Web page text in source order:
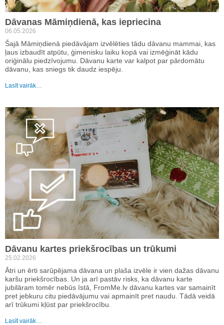
Dāvanas Māmiņdienā, kas iepriecina
06.05.2026
Šajā Māmiņdienā piedāvājam izvēlēties tādu dāvanu mammai, kas
ļaus izbaudīt atpūtu, ģimenisku laiku kopā vai izmēģināt kādu
oriģinālu piedzīvojumu. Dāvanu karte var kalpot par pārdomātu
dāvanu, kas sniegs tik daudz iespēju.
Lasīt vairāk…
Dāvanu kartes priekšrocības un trūkumi
25.02.2026
Ātri un ērti sarūpējama dāvana un plaša izvēle ir vien dažas dāvanu
karšu priekšrocības. Un ja arī pastāv risks, ka dāvanu karte
jubilāram tomēr nebūs īstā, FromMe.lv dāvanu kartes var samainīt
pret jebkuru citu piedāvājumu vai apmainīt pret naudu. Tādā veidā
arī trūkumi kļūst par priekšrocību.
Lasīt vairāk…